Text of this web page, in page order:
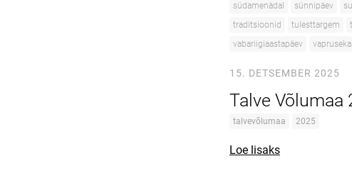
südamenädal
sünnipäev
traditsioonid
tulesttargem
vabariigiaastapäev
15. DETSEMBER 2025
Talve Võlumaa
talvevõlumaa 2025
Loe lisaks